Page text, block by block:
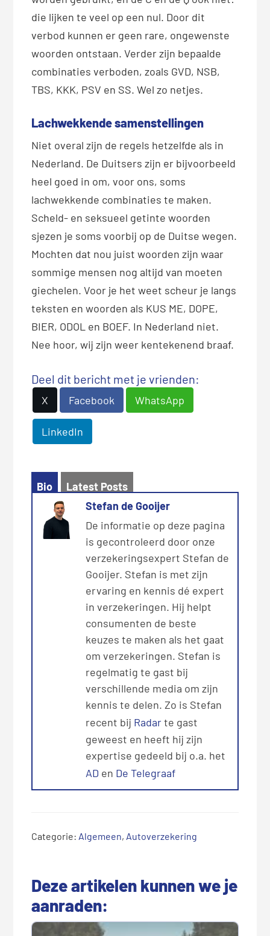
die lijken te veel op een nul. Door dit
verbod kunnen er geen rare, ongewenste
woorden ontstaan. Verder zijn bepaalde
combinaties verboden, zoals GVD, NSB,
TBS, KKK, PSV en SS. Wel zo netjes.
Lachwekkende samenstellingen
Niet overal zijn de regels hetzelfde als in
Nederland. De Duitsers zijn er bijvoorbeeld
heel goed in om, voor ons, soms
lachwekkende combinaties te maken.
Scheld- en seksueel getinte woorden
sjezen je soms voorbij op de Duitse wegen.
Mochten dat nou juist woorden zijn waar
sommige mensen nog altijd van moeten
giechelen. Voor je het weet scheur je langs
teksten en woorden als KUS ME, DOPE,
BIER, ODOL en BOEF. In Nederland niet.
Nee hoor, wij zijn weer kentekenend braaf.
Deel dit bericht met je vrienden:
X Facebook WhatsApp
LinkedIn
Bio
Latest Posts
Stefan de Gooijer
De informatie op deze pagina
is gecontroleerd door onze
verzekeringsexpert Stefan de
Gooijer. Stefan is met zijn
ervaring en kennis dé expert
in verzekeringen. Hij helpt
consumenten de beste
keuzes te maken als het gaat
om verzekeringen. Stefan is
regelmatig te gast bij
verschillende media om zijn
kennis te delen. Zo is Stefan
recent bij Radarte gast
geweest en heeft hij zijn
expertise gedeeld bij o.a. het
AD en De Telegraaf
Categorie: Algemeen, Autoverzekering
Deze artikelen kunnen we je
aanraden: